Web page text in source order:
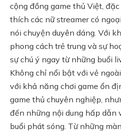
cộng đồng game thủ Việt,
thích các nữ streamer có
nói chuyện duyên dáng. Với
phong cách trẻ trung và sự
sự chú ý ngay từ những buổi
Không chỉ nổi bật với vẻ
với khả năng chơi game ổn
game thủ chuyên nghiệp,
đến những nội dung hấp dẫn
buổi phát sóng. Từ những